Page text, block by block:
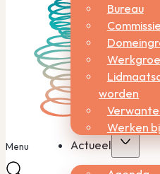
Bureau
worden
Werken
Actueel
Menu